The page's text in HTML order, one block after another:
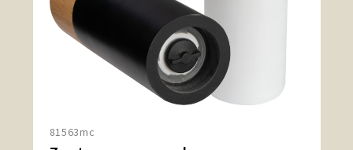
81563mc